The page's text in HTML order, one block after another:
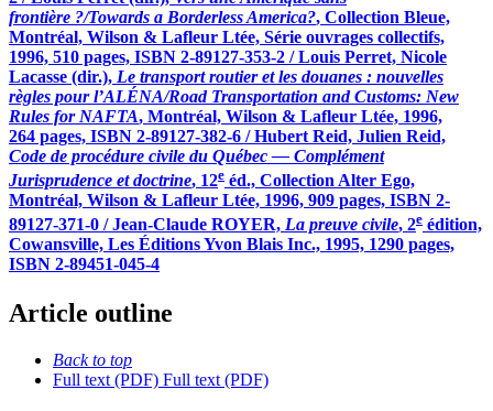
frontière ?/Towards a Borderless America?, Collection Bleue,
Montréal, Wilson & Lafleur Ltée, Série ouvrages collectifs,
1996, 510 pages, ISBN 2-89127-353-2 / Louis Perret, Nicole
Lacasse (dir.), Le transport routier et les douanes : nouvelles
règles pour l’ALÉNA/Road Transportation and Customs: New
Rules for NAFTA, Montréal, Wilson & Lafleur Ltée, 1996,
264 pages, ISBN 2-89127-382-6 / Hubert Reid, Julien Reid,
Code de procédure civile du Québec — Complément
Jurisprudence et doctrine, 12e éd., Collection Alter Ego,
Montréal, Wilson & Lafleur Ltée, 1996, 909 pages, ISBN 2-
89127-371-0 / Jean-Claude ROYER, La preuve civile, 2e édition,
Cowansville, Les Éditions Yvon Blais Inc., 1995, 1290 pages,
ISBN 2-89451-045-4
Article outline
Back to top
Full text (PDF) Full text (PDF)